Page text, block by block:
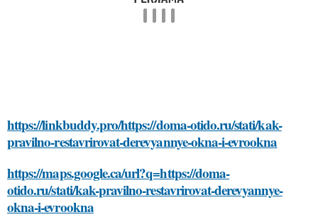
https://linkbuddy.pro/https://doma-otido.ru/stati/kak-
pravilno-restavrirovat-derevyannye-okna-i-evrookna
https://maps.google.ca/url?q=https://doma-
otido.ru/stati/kak-pravilno-restavrirovat-derevyannye-
okna-i-evrookna